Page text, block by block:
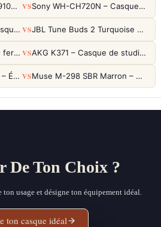
Sony LinkBuds Fit WFLS910NW Blanc – Écouteurs Sport Ailes ANC VS Sony WH-CH720N – Casque ANC 35h, Ultra-léger (192g) avec Processeur V1
POGS The Elephant – Casque Filaire Enfants 85dB POGS-Safe™ (Éco-Responsable) VS JBL Tune Buds 2 Turquoise – Écouteurs True Wireless avec ANC et autonomie 48h
AKG K271 MKII – Casque fermé studio fiable pour une écoute neutre VS AKG K371 – Casque de studio fermé 50mm titane, réponse 5Hz-50kHz
Xiaomi OpenWear Stereo – Écouteurs Open-Ear Hi-Res avec réduction de fuite sonore VS Muse M-298 SBR Marron – Casque Bluetooth ANC avec 66h d'autonomie
De Ton Choix ?
usage et désigne ton équipement idéal.
ton casque idéal